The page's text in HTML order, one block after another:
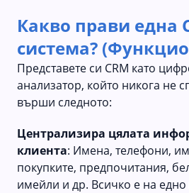
Какво прави една
система?
Представете си CRM като
анализатор, който никога не
върши следното:
Централизира цялата
клиента: Имена, телефони,
покупките, предпочитания,
имейли и др. Всичко е на едно